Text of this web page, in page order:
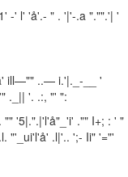
-' l' 'å'.- " . '|'-.a "."".'| '
ill—"" ..— i.'|._-__ '
._|| '. .:, "' ":
"" '5|.".|'l'å"_'i' ."" I+; : ' "
"'_ui'l'å' .l|'.. ';- Ii" '="'